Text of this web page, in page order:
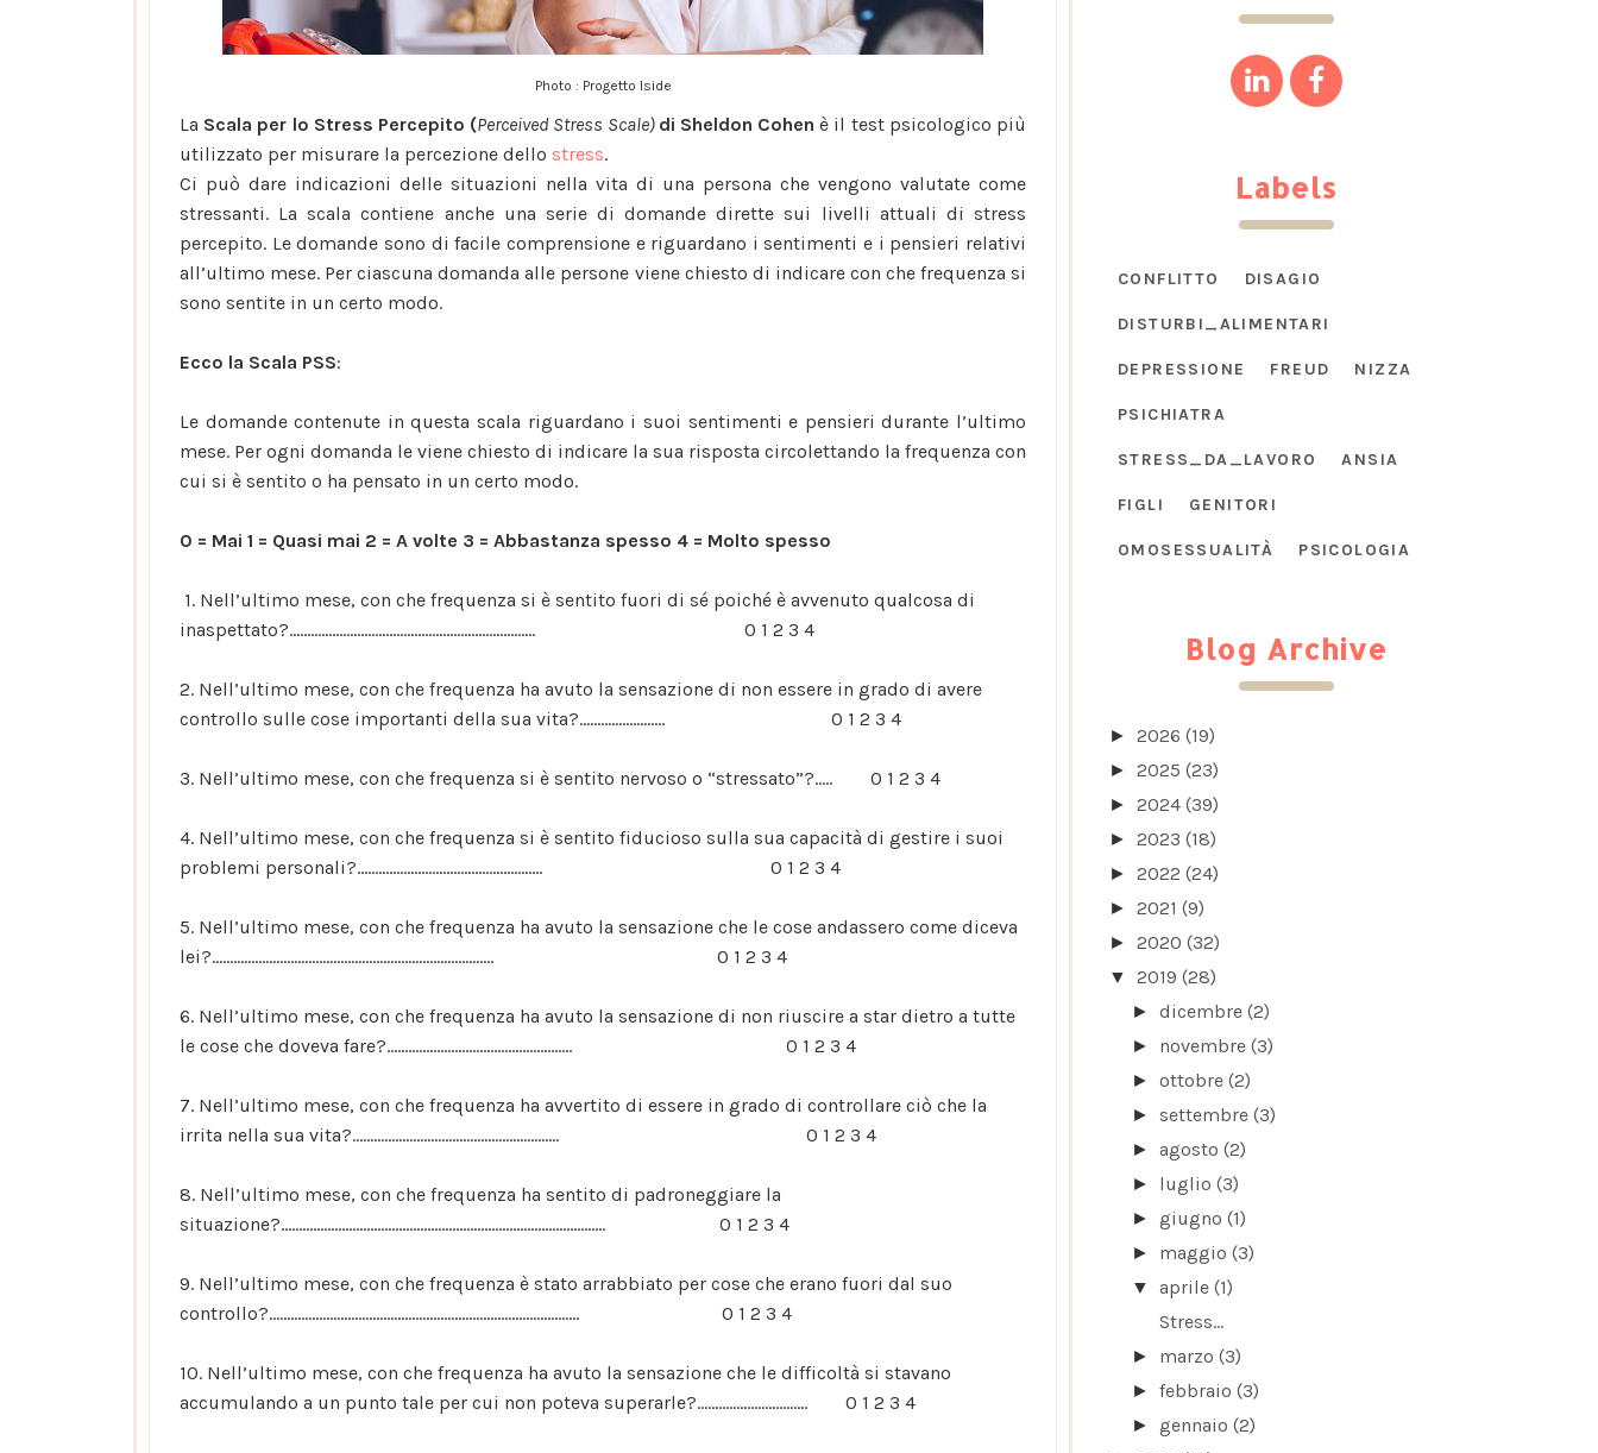
Photo : Progetto Iside
La Scala per lo Stress Percepito (Perceived Stress Scale) di Sheldon Cohen è il test psicologico più
utilizzato per misurare la percezione dello stress.
Ci può dare indicazioni delle situazioni nella vita di una persona che vengono valutate come
stressanti. La scala contiene anche una serie di domande dirette sui livelli attuali di stress
percepito. Le domande sono di facile comprensione e riguardano i sentimenti e i pensieri relativi
all’ultimo mese. Per ciascuna domanda alle persone viene chiesto di indicare con che frequenza si
sono sentite in un certo modo.
Ecco la Scala PSS:
Le domande contenute in questa scala riguardano i suoi sentimenti e pensieri durante l’ultimo
mese. Per ogni domanda le viene chiesto di indicare la sua risposta circolettando la frequenza con
cui si è sentito o ha pensato in un certo modo.
0 = Mai 1 = Quasi mai 2 = A volte 3 = Abbastanza spesso 4 = Molto spesso
1. Nell’ultimo mese, con che frequenza si è sentito fuori di sé poiché è avvenuto qualcosa di
inaspettato?..................................................................... 0 1 2 3 4
2. Nell’ultimo mese, con che frequenza ha avuto la sensazione di non essere in grado di avere
controllo sulle cose importanti della sua vita?........................ 0 1 2 3 4
3. Nell’ultimo mese, con che frequenza si è sentito nervoso o “stressato”?..... 0 1 2 3 4
4. Nell’ultimo mese, con che frequenza si è sentito fiducioso sulla sua capacità di gestire i suoi
problemi personali?.................................................... 0 1 2 3 4
5. Nell’ultimo mese, con che frequenza ha avuto la sensazione che le cose andassero come diceva
lei?............................................................................... 0 1 2 3 4
6. Nell’ultimo mese, con che frequenza ha avuto la sensazione di non riuscire a star dietro a tutte
le cose che doveva fare?.................................................... 0 1 2 3 4
7. Nell’ultimo mese, con che frequenza ha avvertito di essere in grado di controllare ciò che la
irrita nella sua vita?.......................................................... 0 1 2 3 4
8. Nell’ultimo mese, con che frequenza ha sentito di padroneggiare la
situazione?........................................................................................... 0 1 2 3 4
9. Nell’ultimo mese, con che frequenza è stato arrabbiato per cose che erano fuori dal suo
controllo?....................................................................................... 0 1 2 3 4
10. Nell’ultimo mese, con che frequenza ha avuto la sensazione che le difficoltà si stavano
accumulando a un punto tale per cui non poteva superarle?............................... 0 1 2 3 4
Labels
CONFLITTO DISAGIO
DISTURBI_ALIMENTARI
DEPRESSIONE FREUD NIZZA
PSICHIATRA
STRESS_DA_LAVORO ANSIA
FIGLI GENITORI
OMOSESSUALITÀ PSICOLOGIA
Blog Archive
► 2026 (19)
► 2025 (23)
► 2024 (39)
► 2023 (18)
► 2022 (24)
► 2021 (9)
► 2020 (32)
▼ 2019 (28)
►dicembre (2)
► novembre (3)
►ottobre (2)
► settembre (3)
►agosto (2)
► luglio (3)
►giugno (1)
► maggio (3)
▼ aprile (1)
Stress...
► marzo (3)
►febbraio (3)
►gennaio (2)